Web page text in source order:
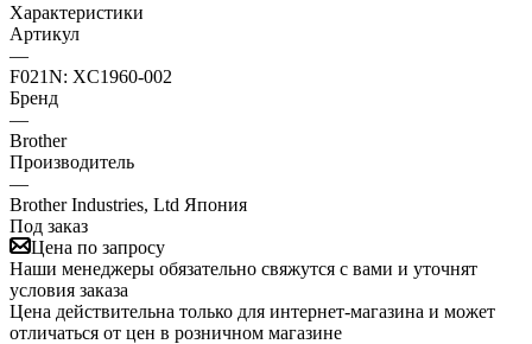
Характеристики
Артикул
—
F021N: XC1960-002
Бренд
—
Brother
Производитель
—
Brother Industries, Ltd Япония
Под заказ
Цена по запросу
Наши менеджеры обязательно свяжутся с вами и уточнят
условия заказа
Цена действительна только для интернет-магазина и может
отличаться от цен в розничном магазине